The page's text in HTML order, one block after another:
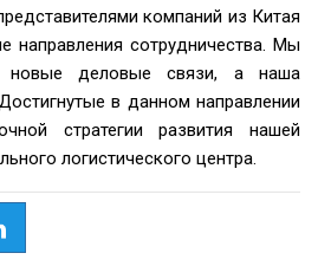
компаний из Китая
направления сотрудничества. Мы
новые деловые связи, а наша
в данном направлении
стратегии развития нашей
логистического центра.